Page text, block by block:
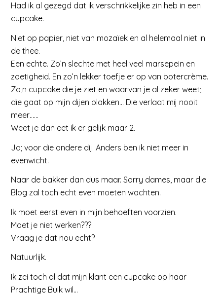
Had ik al gezegd dat ik verschrikkelijke zin heb in een
cupcake.
Niet op papier, niet van mozaïek en al helemaal niet in
de thee.
Een echte. Zo’n slechte met heel veel marsepein en
zoetigheid. En zo’n lekker toefje er op van botercrème.
Zo,n cupcake die je ziet en waarvan je al zeker weet;
die gaat op mijn dijen plakken… Die verlaat mij nooit
meer……
Weet je dan eet ik er gelijk maar 2.
Ja; voor die andere dij. Anders ben ik niet meer in
evenwicht.
Naar de bakker dan dus maar. Sorry dames, maar die
Blog zal toch echt even moeten wachten.
Ik moet eerst even in mijn behoeften voorzien.
Moet je niet werken???
Vraag je dat nou echt?
Natuurlijk.
Ik zei toch al dat mijn klant een cupcake op haar
Prachtige Buik wil…